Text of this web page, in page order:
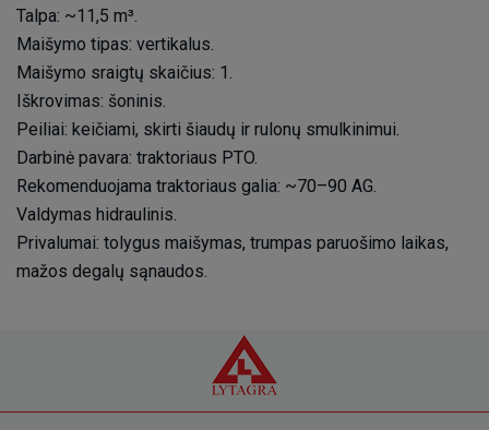
Talpa: ~11,5 m³.
Maišymo tipas: vertikalus.
Maišymo sraigtų skaičius: 1.
Iškrovimas: šoninis.
Peiliai: keičiami, skirti šiaudų ir rulonų smulkinimui.
Darbinė pavara: traktoriaus PTO.
Rekomenduojama traktoriaus galia: ~70–90 AG.
Valdymas hidraulinis.
Privalumai: tolygus maišymas, trumpas paruošimo laikas,
mažos degalų sąnaudos.